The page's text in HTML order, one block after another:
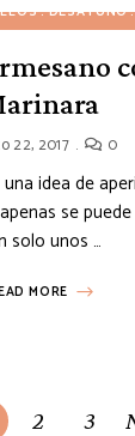
DESAYUNO
22, 2017 0
idea de
se
solo unos …
MORE
2 3